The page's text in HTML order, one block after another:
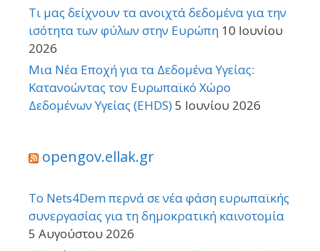
Τι μας δείχνουν τα ανοιχτά δεδομένα για την
ισότητα των φύλων στην Ευρώπη 10 Ιουνίου
2026
Μια Νέα Εποχή για τα Δεδομένα Υγείας:
Κατανοώντας τον Ευρωπαϊκό Χώρο
Δεδομένων Υγείας (EHDS)5 Ιουνίου 2026
opengov.ellak.gr
Το Nets4Dem περνά σε νέα φάση ευρωπαϊκής
συνεργασίας για τη δημοκρατική καινοτομία
5 Αυγούστου 2026